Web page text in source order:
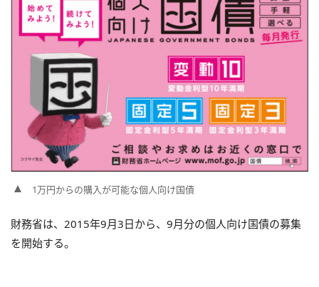
1万円からの購入が可能な個人向け国債
財務省は、2015年9月3日から、9月分の個人向け国債の募集
を開始する。